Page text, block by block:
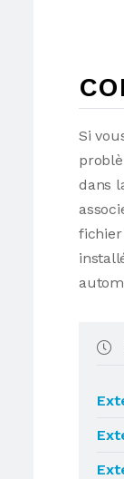
Si
dans
fichier